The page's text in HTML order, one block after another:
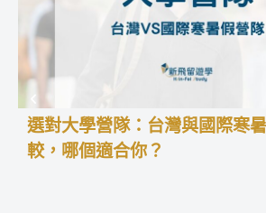
選對大學營隊：台灣與國際寒
較，哪個適合你？